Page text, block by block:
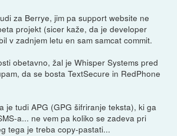
za Berrye, jim pa support website ne
projekt (sicer kaže, da je developer
v zadnjem letu en sam samcat commit.
obetavno, žal je Whisper Systems pred
da se bosta TextSecure in RedPhone
je tudi APG (GPG šifriranje teksta), ki ga
a... ne vem pa koliko se zadeva pri
tega je treba copy-pastati...